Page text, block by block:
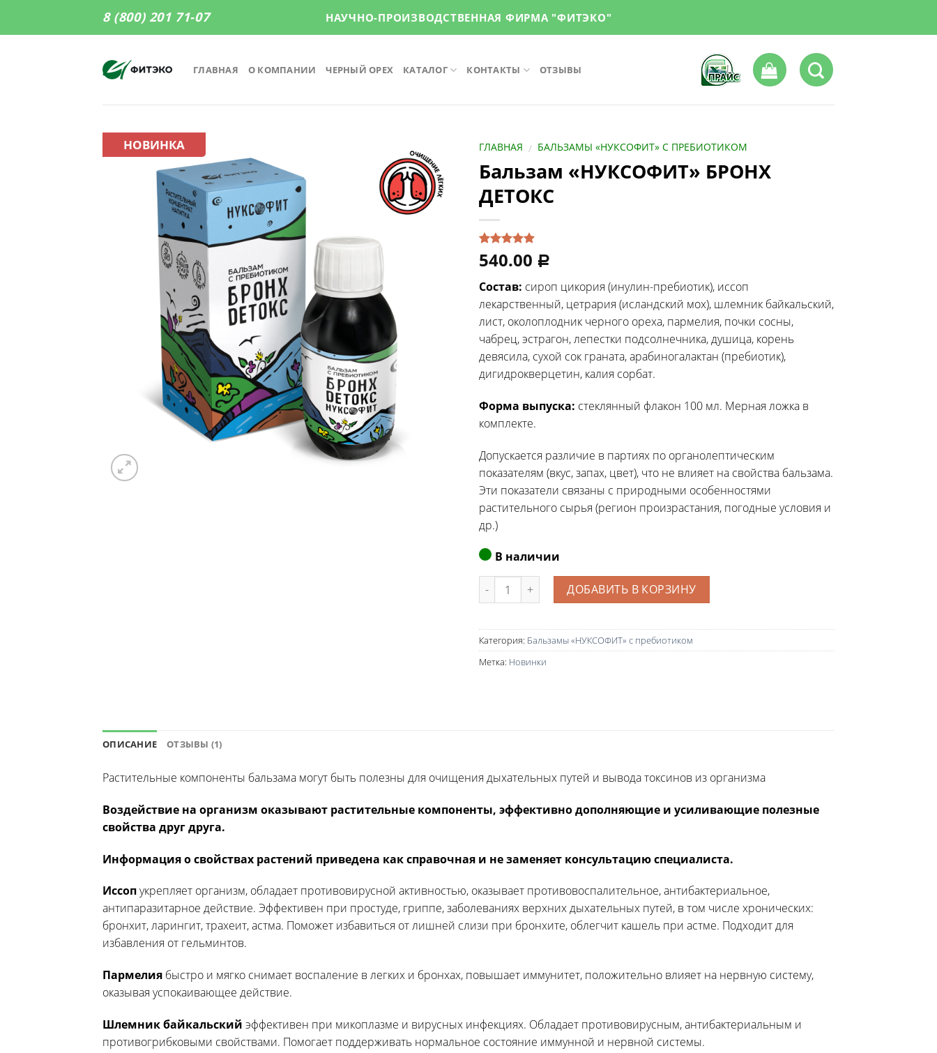
8 (800) 201 71-07 НАУЧНО-ПРОИЗВОДСТВЕННАЯ ФИРМА "ФИТЭКО"
ГЛАВНАЯ О КОМПАНИИ ЧЕРНЫЙ ОРЕХ КАТАЛОГ КОНТАКТЫ ОТЗЫВЫ
НОВИНКА ГЛАВНАЯ / БАЛЬЗАМЫ «НУКСОФИТ» С ПРЕБИОТИКОМ
Бальзам «НУКСОФИТ» БРОНХ
ДЕТОКС
Рейтинг
5.00из 5
опроса
1
540.00 Р
Состав: сироп цикория (инулин-пребиотик), иссоп
лекарственный, цетрария (исландский мох), шлемник байкальский,
лист, околоплодник черного ореха, пармелия, почки сосны,
чабрец, эстрагон, лепестки подсолнечника, душица, корень
девясила, сухой сок граната, арабиногалактан (пребиотик),
дигидрокверцетин, калия сорбат.
Форма выпуска: стеклянный флакон 100 мл. Мерная ложка в
комплекте.
Допускается различие в партиях по органолептическим
показателям (вкус, запах, цвет), что не влияет на свойства бальзама.
Эти показатели связаны с природными особенностями
растительного сырья (регион произрастания, погодные условия и
др.)
В наличии
Количество ДОБАВИТЬ В КОРЗИНУ
Категория: Бальзамы «НУКСОФИТ» с пребиотиком
Метка: Новинки
ОПИСАНИЕ ОТЗЫВЫ (1)
Растительные компоненты бальзама могут быть полезны для очищения дыхательных путей и вывода токсинов из организма
Воздействие на организм оказывают растительные компоненты, эффективно дополняющие и усиливающие полезные
свойства друг друга.
Информация о свойствах растений приведена как справочная и не заменяет консультацию специалиста.
Иссопукрепляет организм, обладает противовирусной активностью, оказывает противовоспалительное, антибактериальное,
антипаразитарное действие. Эффективен при простуде, гриппе, заболеваниях верхних дыхательных путей, в том числе хронических:
бронхит, ларингит, трахеит, астма. Поможет избавиться от лишней слизи при бронхите, облегчит кашель при астме. Подходит для
избавления от гельминтов.
Пармелия быстро и мягко снимает воспаление в легких и бронхах, повышает иммунитет, положительно влияет на нервную систему,
оказывая успокаивающее действие.
Шлемник байкальский эффективен при микоплазме и вирусных инфекциях. Обладает противовирусным, антибактериальным и
противогрибковыми свойствами. Помогает поддерживать нормальное состояние иммунной и нервной системы.